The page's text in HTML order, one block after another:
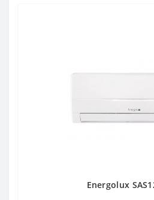
Energolux